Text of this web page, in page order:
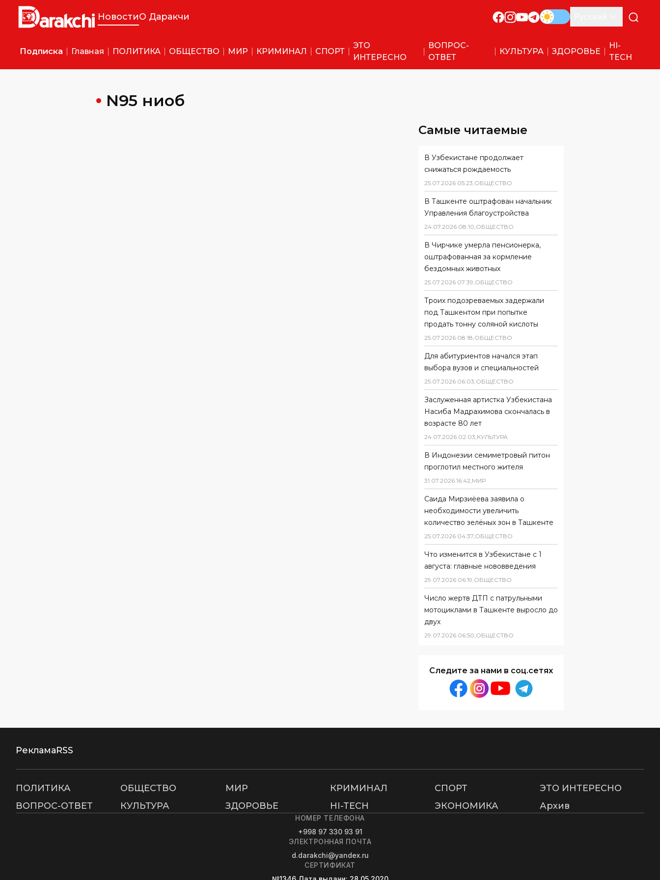
НовостиО Даракчи
Подписка Главная ПОЛИТИКА ОБЩЕСТВО МИР КРИМИНАЛ СПОРТ
ЭТО
ИНТЕРЕСНО
ВОПРОС-
ОТВЕТ
КУЛЬТУРА ЗДОРОВЬЕ
HI-
TECH
N95 ниқоб
Самые читаемые
В Узбекистане продолжает
снижаться рождаемость
25.07.2026 05:23,ОБЩЕСТВО
В Ташкенте оштрафован начальник
Управления благоустройства
24.07.2026 08:10,ОБЩЕСТВО
В Чирчике умерла пенсионерка,
оштрафованная за кормление
бездомных животных
25.07.2026 07:39,ОБЩЕСТВО
Троих подозреваемых задержали
под Ташкентом при попытке
продать тонну соляной кислоты
25.07.2026 08:18,ОБЩЕСТВО
Для абитуриентов начался этап
выбора вузов и специальностей
25.07.2026 06:03,ОБЩЕСТВО
Заслуженная артистка Узбекистана
Насиба Мадрахимова скончалась в
возрасте 80 лет
24.07.2026 02:03,КУЛЬТУРА
В Индонезии семиметровый питон
проглотил местного жителя
31.07.2026 16:42,МИР
Саида Мирзиёева заявила о
необходимости увеличить
количество зелёных зон в Ташкенте
25.07.2026 04:37,ОБЩЕСТВО
Что изменится в Узбекистане с 1
августа: главные нововведения
29.07.2026 06:19,ОБЩЕСТВО
Число жертв ДТП с патрульными
мотоциклами в Ташкенте выросло до
двух
29.07.2026 06:50,ОБЩЕСТВО
Следите за нами в соц.сетях
РекламаRSS
ПОЛИТИКА ОБЩЕСТВО МИР КРИМИНАЛ СПОРТ
ЭТО ИНТЕРЕСНО
ВОПРОС-ОТВЕТ
КУЛЬТУРА ЗДОРОВЬЕ HI-TECH ЭКОНОМИКА Архив
НОМЕР ТЕЛЕФОНА
+998 97 330 93 91
ЭЛЕКТРОННАЯ ПОЧТА
d.darakchi@yandex.ru
СЕРТИФИКАТ